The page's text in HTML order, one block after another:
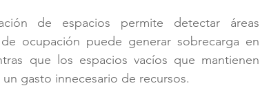
de espacios permite detectar áreas
ocupación puede generar sobrecarga en
que los espacios vacíos que mantienen
gasto innecesario de recursos.